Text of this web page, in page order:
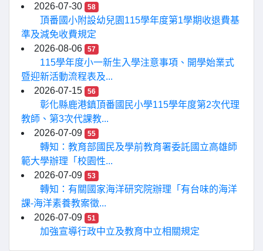
2026-07-30
58
頂番國小附設幼兒園115學年度第1學期收退費基
準及減免收費規定
2026-08-06
57
115學年度小一新生入學注意事項、開學始業式
暨迎新活動流程表及...
2026-07-15
56
彰化縣鹿港鎮頂番國民小學115學年度第2次代理
教師、第3次代課教...
2026-07-09
55
轉知：教育部國民及學前教育署委託國立高雄師
範大學辦理「校園性...
2026-07-09
53
轉知：有關國家海洋研究院辦理「有台味的海洋
課-海洋素養教案徵...
2026-07-09
51
加強宣導行政中立及教育中立相關規定